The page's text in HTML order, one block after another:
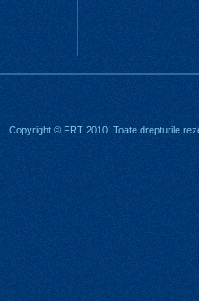
Copyright © FRT 2010. Toate drepturile